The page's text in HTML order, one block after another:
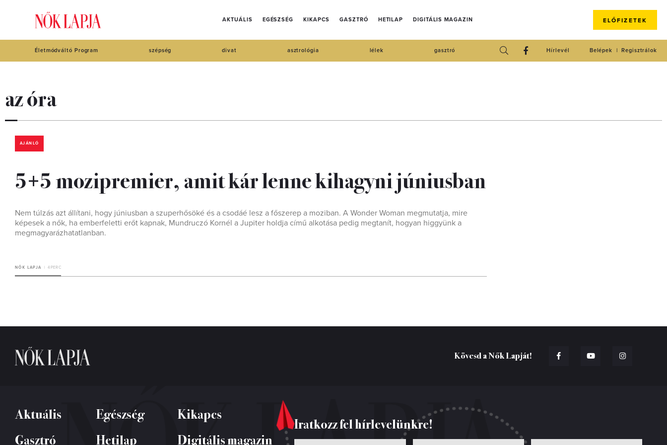
AKTUÁLIS EGÉSZSÉG KIKAPCS GASZTRÓ HETILAP DIGITÁLIS MAGAZIN ELŐFIZETEK
Életmódváltó Program szépség divat asztrológia lélek gasztró Regisztrálok
Belépek
Hírlevél
az óra
AJÁNLÓ
5+5 mozipremier, amit kár lenne kihagyni júniusban
Nem túlzás azt állítani, hogy júniusban a szuperhősöké és a csodáé lesz a főszerep a moziban. A Wonder Woman megmutatja, mire
képesek a nők, ha emberfeletti erőt kapnak, Mundruczó Kornél a Jupiter holdja című alkotása pedig megtanít, hogyan higgyünk a
megmagyarázhatatlanban.
NŐK LAPJA 4 PERC
Kövesd a Nők Lapját!
Aktuális Egészség
Kikapcs
Gasztró
Hetilap Digitális magazin
Iratkozz fel hírlevelünkre!